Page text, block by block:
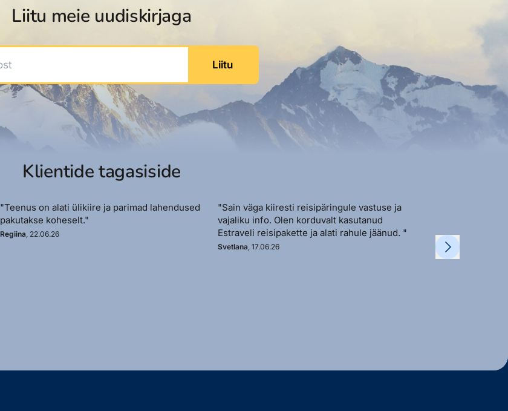
Liitu meie uudiskirjaga
Liitu
Klientide tagasiside
"Teenus on alati ülikiire ja parimad lahendused
pakutakse koheselt."
Regiina, 22.06.26
"Sain väga kiiresti reisipäringule vastuse ja
vajaliku info. Olen korduvalt kasutanud
Estraveli reisipakette ja alati rahule jäänud. "
Svetlana, 17.06.26
soovi korral. "
Kadi, 11.06.26